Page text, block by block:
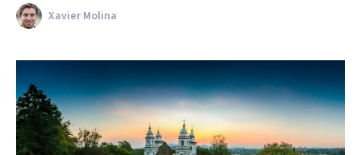
Xavier Molina